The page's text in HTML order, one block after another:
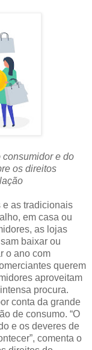
e do
os direitos
e as tradicionais
em casa ou
as lojas
baixar ou
o ano com
querem
aproveitam
procura.
conta da grande
de consumo. “O
e os deveres de
comenta o